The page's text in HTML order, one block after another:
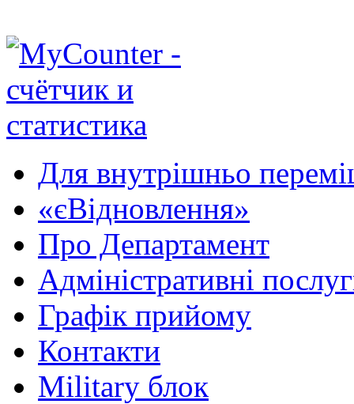
Для внутрішньо
«єВідновлення»
Про Департамент
Адміністративні
Графік прийому
Контакти
Military блок